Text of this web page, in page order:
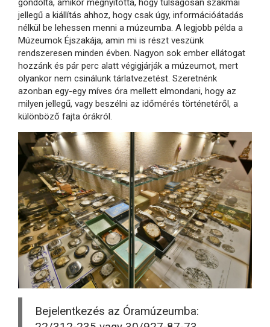
gondolta, amikor megnyitotta, hogy túlságosan szakmai
jellegű a kiállítás ahhoz, hogy csak úgy, információátadás
nélkül be lehessen menni a múzeumba. A legjobb példa a
Múzeumok Éjszakája, amin mi is részt veszünk
rendszeresen minden évben. Nagyon sok ember ellátogat
hozzánk és pár perc alatt végigjárják a múzeumot, mert
olyankor nem csinálunk tárlatvezetést. Szeretnénk
azonban egy-egy míves óra mellett elmondani, hogy az
milyen jellegű, vagy beszélni az időmérés történetéről, a
különböző fajta órákról.
Bejelentkezés az Óramúzeumba: